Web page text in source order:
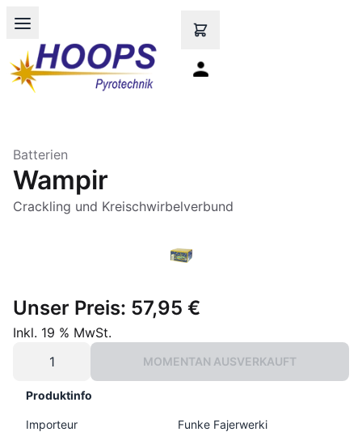
Open main menu
Batterien
Wampir
Crackling und Kreischwirbelverbund
Unser Preis: 57,95 €
Inkl. 19 % MwSt.
MOMENTAN AUSVERKAUFT
Produktinfo
Importeur Funke Fajerwerki